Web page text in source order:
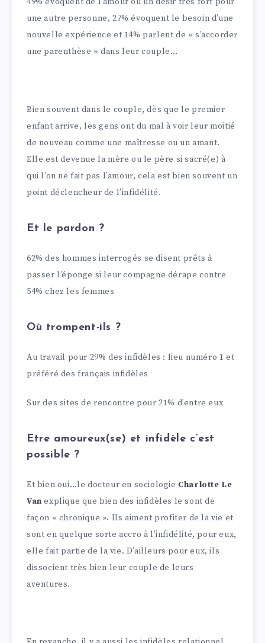
une autre personne, 27% évoquent le besoin d’une
nouvelle expérience et 14% parlent de « s’accorder
une parenthèse » dans leur couple…
Bien souvent dans le couple, dès que le premier
enfant arrive, les gens ont du mal à voir leur moitié
de nouveau comme une maîtresse ou un amant.
Elle est devenue la mère ou le père si sacré(e) à
qui l’on ne fait pas l’amour, cela est bien souvent un
point déclencheur de l’infidélité.
Et le pardon ?
62% des hommes interrogés se disent prêts à
passer l’éponge si leur compagne dérape contre
54% chez les femmes
Où trompent-ils ?
Au travail pour 29% des infidèles : lieu numéro 1 et
préféré des français infidèles
Sur des sites de rencontre pour 21% d’entre eux
Etre amoureux(se) et infidèle c’est
possible ?
Et bien oui…le docteur en sociologie Charlotte Le
Vanexplique que bien des infidèles le sont de
façon « chronique ». Ils aiment profiter de la vie et
sont en quelque sorte accro à l’infidélité, pour eux,
elle fait partie de la vie. D’ailleurs pour eux, ils
dissocient très bien leur couple de leurs
aventures.